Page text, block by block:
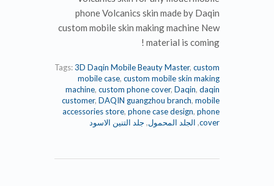
phone Volcanics skin made by Daqin
custom mobile skin making machine New
material is coming !
Tags: 3D Daqin Mobile Beauty Master
mobile case,custom mobile skin making
machine,custom phone cover,Daqin
customer,DAQIN guangzhou branch
accessories store,phone case design
الجلد المحمول, جلد التنين الاسود